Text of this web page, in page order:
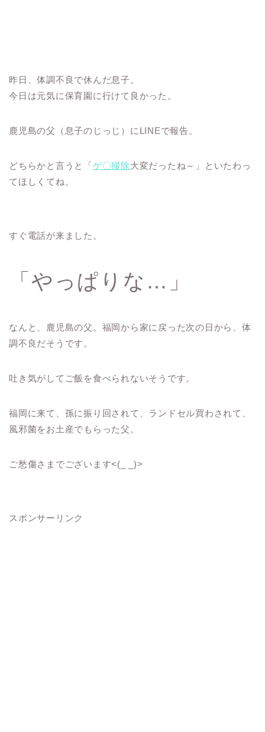
昨日、体調不良で休んだ息子。
今日は元気に保育園に行けて良かった。
鹿児島の父（息子のじっじ）にLINEで報告。
どちらかと言うと「ゲ〇掃除大変だったね～」といたわっ
てほしくてね。
すぐ電話が来ました。
「やっぱりな…」
なんと、鹿児島の父。福岡から家に戻った次の日から、体
調不良だそうです。
吐き気がしてご飯を食べられないそうです。
福岡に来て、孫に振り回されて、ランドセル買わされて、
風邪菌をお土産でもらった父。
ご愁傷さまでございます<(_ _)>
スポンサーリンク